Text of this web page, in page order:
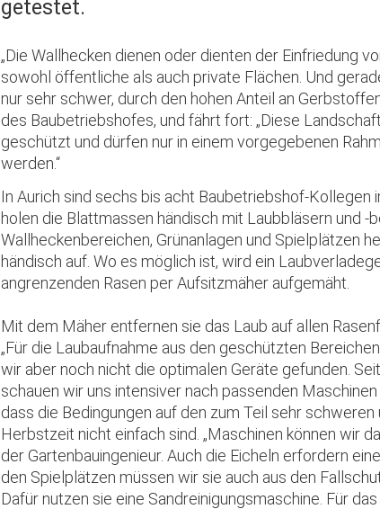
getestet.
„Die Wallhecken dienen oder dienten der Einfriedung
sowohl öffentliche als auch private Flächen. Und
nur sehr schwer, durch den hohen Anteil an
des Baubetriebshofes, und fährt fort: „Diese
geschützt und dürfen nur in einem vorgegebenen
werden.“
In Aurich sind sechs bis acht Baubetriebshof-Kollegen
holen die Blattmassen händisch mit Laubbläsern und -
Wallheckenbereichen, Grünanlagen und Spielplätzen
händisch auf. Wo es möglich ist, wird ein
angrenzenden Rasen per Aufsitzmäher aufgemäht.
Mit dem Mäher entfernen sie das Laub auf allen
„Für die Laubaufnahme aus den geschützten
wir aber noch nicht die optimalen Geräte gefunden.
schauen wir uns intensiver nach passenden
dass die Bedingungen auf den zum Teil sehr
Herbstzeit nicht einfach sind. „Maschinen können wir
der Gartenbauingenieur. Auch die Eicheln erfordern
den Spielplätzen müssen wir sie auch aus den
Dafür nutzen sie eine Sandreinigungsmaschine. Für